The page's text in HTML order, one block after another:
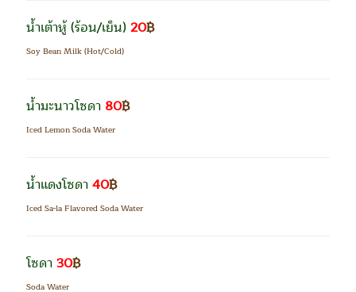
น้ำเต้าหู้(ร้อน/เย็น) 20฿
Soy Bean Milk (Hot/Cold)
น้ำมะนาวโซดา 80฿
Iced Lemon Soda Water
น้ำแดงโซดา40฿
Iced Sa-la Flavored Soda Water
โซดา30฿
Soda Water